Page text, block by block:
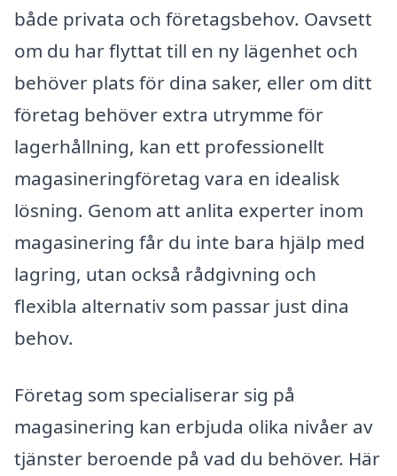
både privata och företagsbehov. Oavsett
om du har flyttat till en ny lägenhet och
behöver plats för dina saker, eller om ditt
företag behöver extra utrymme för
lagerhållning, kan ett professionellt
magasineringföretag vara en idealisk
lösning. Genom att anlita experter inom
magasinering får du inte bara hjälp med
lagring, utan också rådgivning och
flexibla alternativ som passar just dina
behov.
Företag som specialiserar sig på
magasinering kan erbjuda olika nivåer av
tjänster beroende på vad du behöver. Här